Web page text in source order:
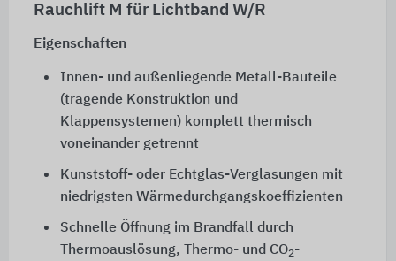
Rauchlift M für Lichtband W/R
Eigenschaften
Innen- und außenliegende Metall-Bauteile
(tragende Konstruktion und
Klappensystemen) komplett thermisch
voneinander getrennt
Kunststoff- oder Echtglas-Verglasungen mit
niedrigsten Wärmedurchgangskoeffizienten
Schnelle Öffnung im Brandfall durch
Thermoauslösung, Thermo- und CO2-